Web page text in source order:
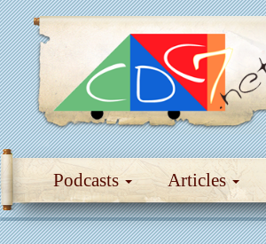
Podcasts Articles